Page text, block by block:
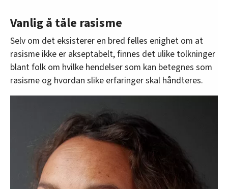
Vanlig å tåle rasisme
Selv om det eksisterer en bred felles enighet om at
rasisme ikke er akseptabelt, finnes det ulike tolkninger
blant folk om hvilke hendelser som kan betegnes som
rasisme og hvordan slike erfaringer skal håndteres.